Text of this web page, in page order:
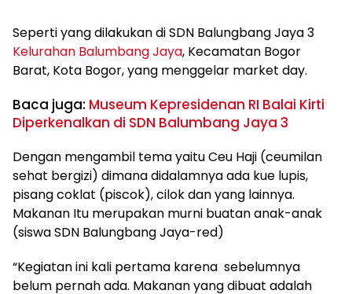
Seperti yang dilakukan di SDN Balungbang Jaya 3
Kelurahan Balumbang Jaya, Kecamatan Bogor
Barat, Kota Bogor, yang menggelar market day.
Baca juga: Museum Kepresidenan RI Balai Kirti
Diperkenalkan di SDN Balumbang Jaya 3
Dengan mengambil tema yaitu Ceu Haji (ceumilan
sehat bergizi) dimana didalamnya ada kue lupis,
pisang coklat (piscok), cilok dan yang lainnya.
Makanan Itu merupakan murni buatan anak-anak
(siswa SDN Balungbang Jaya-red)
“Kegiatan ini kali pertama karena sebelumnya
belum pernah ada. Makanan yang dibuat adalah